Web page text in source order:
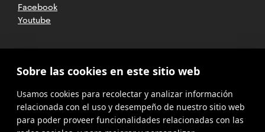
Facebook
Youtube
2025 CETT. Todos los derechos
reservados
Aviso legal
Política de
privacidad
Sobre las cookies en este sitio web
Usamos cookies para recolectar y analizar información
relacionada con el uso y desempeño de nuestro sitio web
para poder proveer funcionalidades relacionadas con las